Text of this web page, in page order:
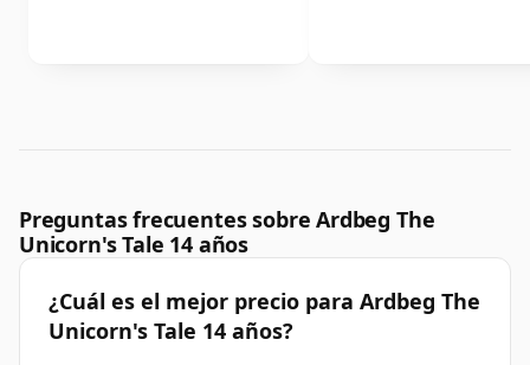
Preguntas frecuentes sobre Ardbeg The
Unicorn's Tale 14 años
¿Cuál es el mejor precio para Ardbeg The
Unicorn's Tale 14 años?